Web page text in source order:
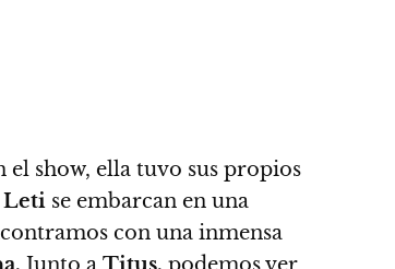
el show, ella tuvo sus propios
Leti se embarcan en una
con una inmensa